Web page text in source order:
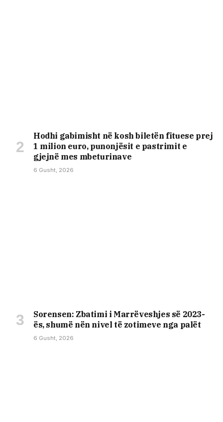
Hodhi gabimisht në kosh biletën fituese prej
1 milion euro, punonjësit e pastrimit e
gjejnë mes mbeturinave
6 Gusht, 2026
Sorensen: Zbatimi i Marrëveshjes së 2023-
ës, shumë nën nivel të zotimeve nga palët
6 Gusht, 2026